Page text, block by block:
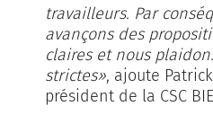
travailleurs. Par
avançons des
claires et nous
strictes», ajoute
président de la CSC